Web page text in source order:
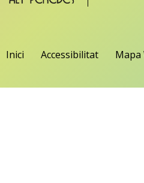
Inici Accessibilitat Mapa